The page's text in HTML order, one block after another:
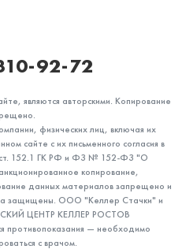
92-72
являются авторскими. Копирование
физических лиц, включая их
сайте с их письменного согласия в
ст. 152.1 ГК РФ и ФЗ № 152-ФЗ "О
копирование,
данных материалов запрещено и
защищены. ООО "Келлер Стачки" и
ЦЕНТР КЕЛЛЕР РОСТОВ
— необходимо
с врачом.